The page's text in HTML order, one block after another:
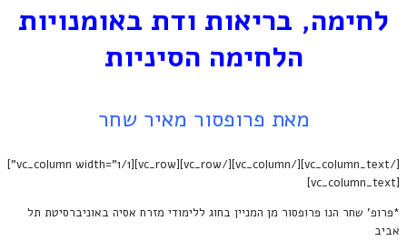
לחימה, בריאות ודת באומנויות
הלחימה הסיניות
מאת פרופסור מאיר שחר
[/vc_column_text][/vc_column][/vc_row][vc_row][vc_column width="1/1"]
[vc_column_text]
*פרופ' שחר הנו פרופסור מן המניין בחוג ללימודי מזרח אסיה באוניברסיטת תל
אביב